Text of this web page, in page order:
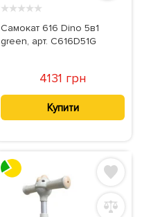
★★★★★
Самокат 616 Dino 5в1
green, арт. C616D51G
4131 грн
Купити